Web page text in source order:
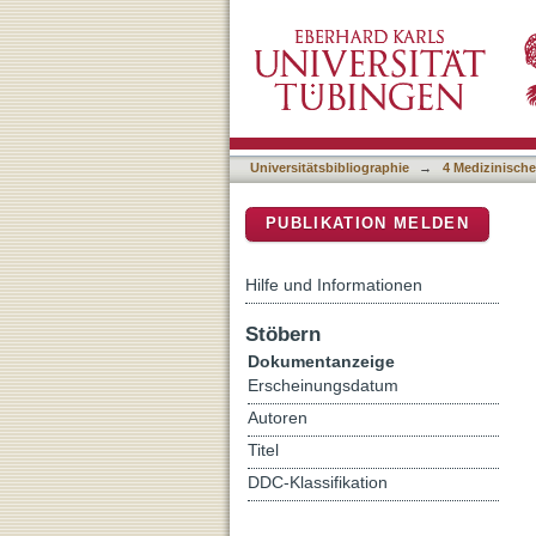
Intradiurnal Fluctuations
Assessed with a 3D
Universitätsbibliographie → 4
PUBLIKATION MELDEN
Hilfe und Informationen
Stöbern
Dokumentanzeige
Erscheinungsdatum
Autoren
Titel
DDC-Klassifikation